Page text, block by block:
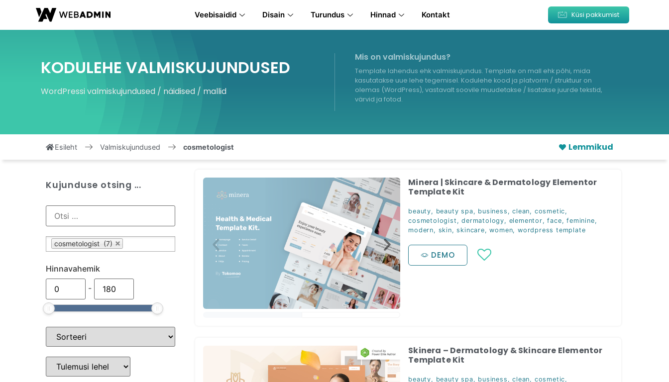
Veebisaidid Disain Turundus Hinnad Kontakt Küsi pakkumist
KODULEHE VALMISKUJUNDUSED
WordPressi valmiskujundused / näidised / mallid
Mis on valmiskujundus?
Template lahendus ehk valmiskujundus. Template on mall ehk põhi, mida
kasutatakse uue lehe tegemisel. Kodulehe kood ja platvorm / struktuur on
olemas (WordPress), vastavalt soovile muudetakse / lisatakse juurde tekstid,
värvid ja fotod.
Esileht Valmiskujundused cosmetologist Lemmikud
Kujunduse otsing ...
cosmetologist (7)
Hinnavahemik
-
Minera | Skincare & Dermatology Elementor
Template Kit
beauty, beauty spa, business ,clean, cosmetic,
cosmetologist ,dermatology, elementor,face,feminine,
modern, skin,skincare,women,wordpress template
DEMO
Skinera – Dermatology & Skincare Elementor
Template Kit
beauty, beauty spa, business ,clean, cosmetic,